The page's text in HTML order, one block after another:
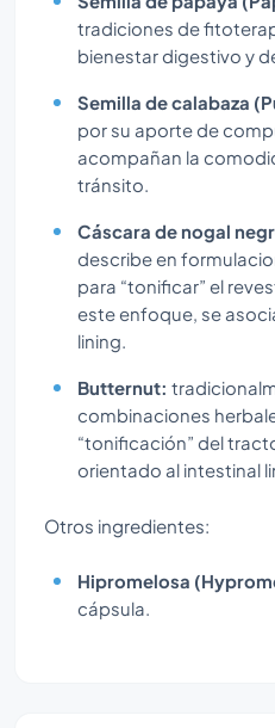
tradiciones de
bienestar digestivo y
Semilla de calabaza
por su aporte de
acompañan la
tránsito.
Cáscara de nogal
describe en
para “tonificar” el
este enfoque, se
lining.
Butternut:
combinaciones
“tonificación” del
orientado al intestinal
Otros ingredientes:
Hipromelosa
cápsula.